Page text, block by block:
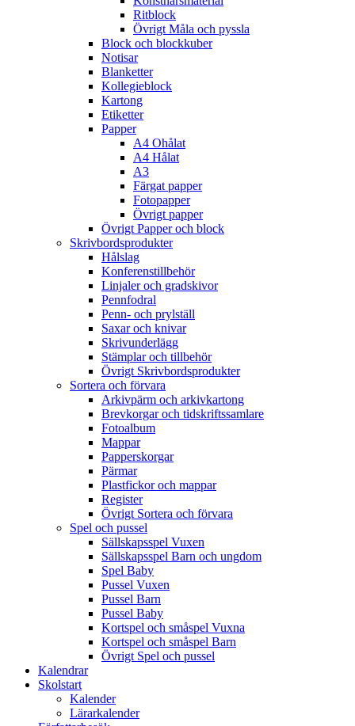
Ritblock
Övrigt Måla och pyssla
Block och blockkuber
Notisar
Blanketter
Kollegieblock
Kartong
Etiketter
Papper
A4 Ohålat
A4 Hålat
A3
Färgat papper
Fotopapper
Övrigt papper
Övrigt Papper och block
Skrivbordsprodukter
Hålslag
Konferenstillbehör
Linjaler och gradskivor
Pennfodral
Penn- och prylställ
Saxar och knivar
Skrivunderlägg
Stämplar och tillbehör
Övrigt Skrivbordsprodukter
Sortera och förvara
Arkivpärm och arkivkartong
Brevkorgar och tidskriftssamlare
Fotoalbum
Mappar
Papperskorgar
Pärmar
Plastfickor och mappar
Register
Övrigt Sortera och förvara
Spel och pussel
Sällskapsspel Vuxen
Sällskapsspel Barn och ungdom
Spel Baby
Pussel Vuxen
Pussel Barn
Pussel Baby
Kortspel och småspel Vuxna
Kortspel och småspel Barn
Övrigt Spel och pussel
Kalendrar
Skolstart
Kalender
Lärarkalender